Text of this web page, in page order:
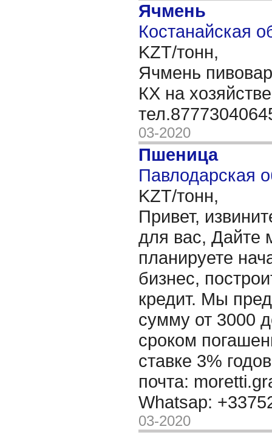
Ячмень
Костанайская
KZT/тонн,
Ячмень
КХ на
03-2020
Пшеница
Павлодарская
KZT/тонн,
Привет,
для вас, Дайте
планируете
бизнес,
кредит. Мы
сумму от 3000
сроком
ставке 3%
почта:
Whatsap:
03-2020